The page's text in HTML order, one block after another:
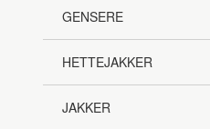
GENSERE
HETTEJAKKER
JAKKER